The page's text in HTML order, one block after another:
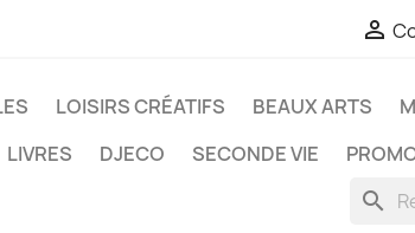

LOISIRS CRÉATIFS BEAUX ARTS
LIVRES DJECO SECONDE VIE
search